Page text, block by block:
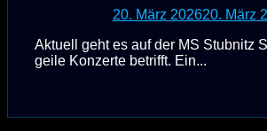
20. März 202620. März
Aktuell geht es auf der MS Stubnitz
geile Konzerte betrifft. Ein...